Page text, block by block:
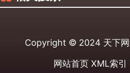
Copyright © 2024 天下
网站首页 XML索引